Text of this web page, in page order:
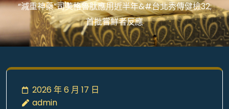
“減重神藥”司美格魯肽應用近半年&#台北秀傳健檢32;
首批嘗鮮者反應
2026 年 6 月 17 日
admin